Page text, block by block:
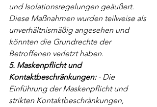
und Isolationsregelungen geäußert.
Diese Maßnahmen wurden teilweise als
unverhältnismäßig angesehen und
könnten die Grundrechte der
Betroffenen verletzt haben.
5. Maskenpflicht und
Kontaktbeschränkungen: - Die
Einführung der Maskenpflicht und
strikten Kontaktbeschränkungen,